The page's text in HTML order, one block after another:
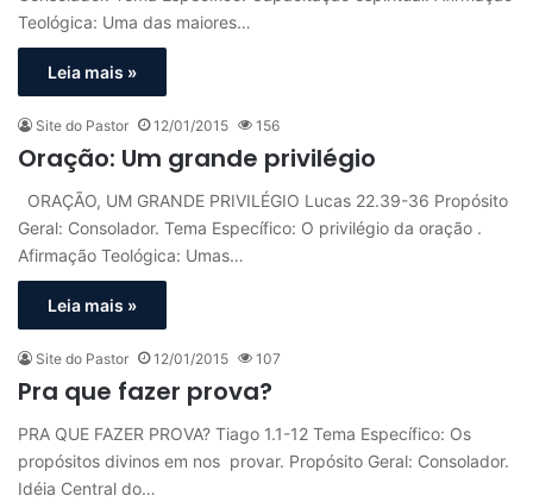
Teológica: Uma das maiores…
Leia mais »
Site do Pastor 12/01/2015 156
Oração: Um grande privilégio
ORAÇÃO, UM GRANDE PRIVILÉGIO Lucas 22.39-36 Propósito
Geral: Consolador. Tema Específico: O privilégio da oração .
Afirmação Teológica: Umas…
Leia mais »
Site do Pastor 12/01/2015 107
Pra que fazer prova?
PRA QUE FAZER PROVA? Tiago 1.1-12 Tema Específico: Os
propósitos divinos em nos provar. Propósito Geral: Consolador.
Idéia Central do…